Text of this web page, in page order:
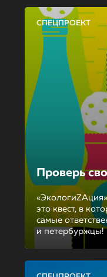
СПЕЦПРОЕКТ
Проверь
это квест, в
самые
и петербуржцы!